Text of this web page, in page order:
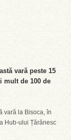
vară peste 15
mult de 100 de
vară la Bisoca, în
Hub-ului Țărănesc